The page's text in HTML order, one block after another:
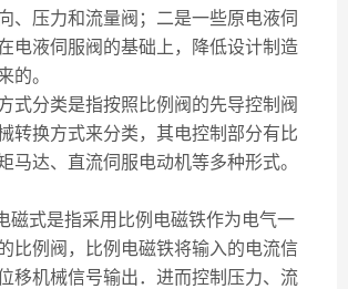
、压力和流量阀；二是一些原电液伺
电液伺服阀的基础上，降低设计制造
的。
式分类是指按照比例阀的先导控制阀
转换方式来分类，其电控制部分有比
马达、直流伺服电动机等多种形式。
磁式是指采用比例电磁铁作为电气一
比例阀，比例电磁铁将输入的电流信
移机械信号输出．进而控制压力、流